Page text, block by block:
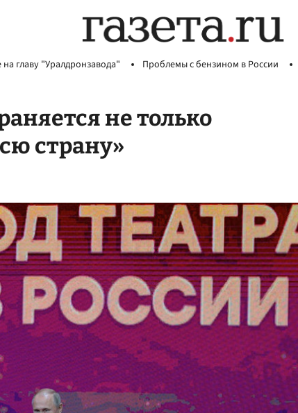
главу "Уралдронзавода" Проблемы с бензином в России
не только
страну»